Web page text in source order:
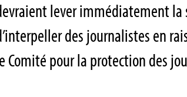
lever immédiatement la
des journalistes en
Comité pour la protection des